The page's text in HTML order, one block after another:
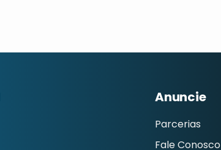
Anuncie
Parcerias
Fale Conosco